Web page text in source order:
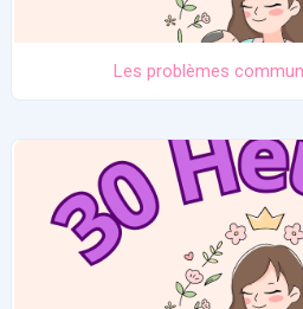
Les problèmes